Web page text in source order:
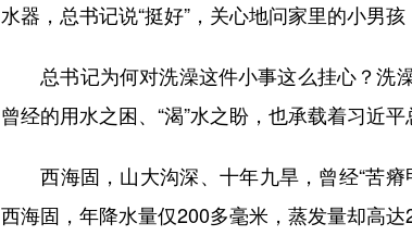
水器，总书记说“挺好”，关心地问家里的小男孩
总书记为何对洗澡这件小事这么挂心？洗澡
曾经的用水之困、“渴”水之盼，也承载着习近平
西海固，山大沟深、十年九旱，曾经“苦瘠
西海固，年降水量仅200多毫米，蒸发量却高